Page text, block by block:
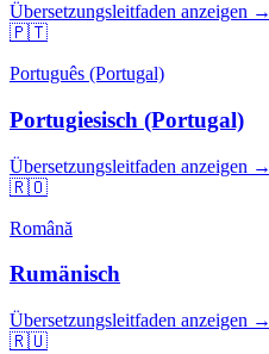
Übersetzungsleitfaden anzeigen →
🇵🇹
Português (Portugal)
Portugiesisch (Portugal)
Übersetzungsleitfaden anzeigen →
🇷🇴
Română
Rumänisch
Übersetzungsleitfaden anzeigen →
🇷🇺